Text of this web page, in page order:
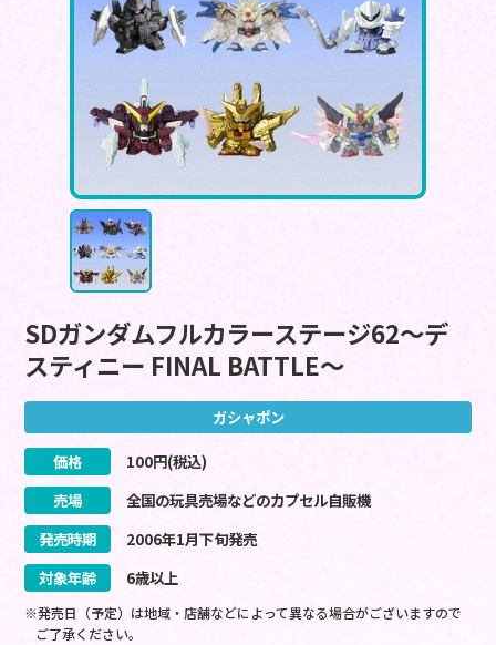
SDガンダムフルカラーステージ62～デ
スティニー FINAL BATTLE～
ガシャポン
価格 100円(税込)
売場
全国の玩具売場などのカプセル自販機
発売時期
2006年1月下旬発売
対象年齢
6歳以上
※発売日（予定）は地域・店舗などによって異なる場合がございますので
ご了承ください。